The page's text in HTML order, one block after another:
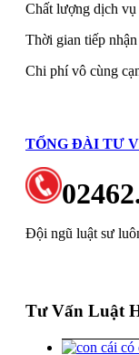
Chất lượng dịch
Thời gian tiếp
Chi phí vô cùng
TỔNG ĐÀI TƯ
Đội ngũ luật sư
Tư Vấn Luật